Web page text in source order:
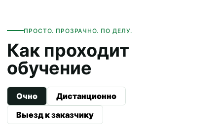
ПРОСТО. ПРОЗРАЧНО. ПО ДЕЛУ.
Как проходит
обучение
Очно
Дистанционно
Выезд к заказчику